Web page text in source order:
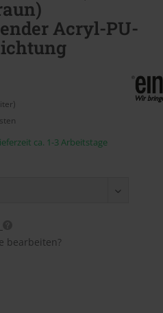
Acryl-PU-
ca. 1-3 Arbeitstage
bearbeiten?